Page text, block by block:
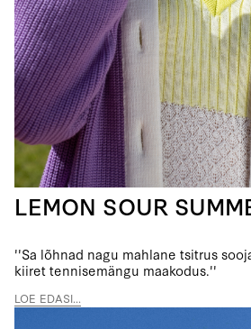
LEMON SOUR
''Sa lõhnad nagu mahlane tsitrus
kiiret tennisemängu maakodus.''
LOE EDASI...